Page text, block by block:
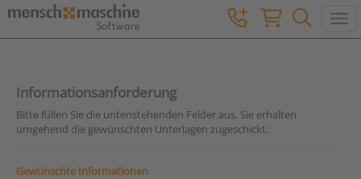
Informationsanforderung
Bitte füllen Sie die untenstehenden Felder aus. Sie erhalten
umgehend die gewünschten Unterlagen zugeschickt.
Gewünschte Informationen